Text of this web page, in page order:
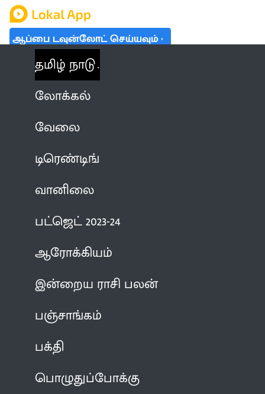
ஆப்பை டவுன்லோட் செய்யவும்
தமிழ் நாடு
லோக்கல்
வேலை
டிரெண்டிங்
வானிலை
பட்ஜெட் 2023-24
ஆரோக்கியம்
இன்றைய ராசி பலன்
பஞ்சாங்கம்
பக்தி
பொழுதுப்போக்கு